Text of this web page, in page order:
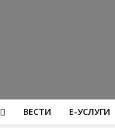
ВЕСТИ Е-УСЛУГИ